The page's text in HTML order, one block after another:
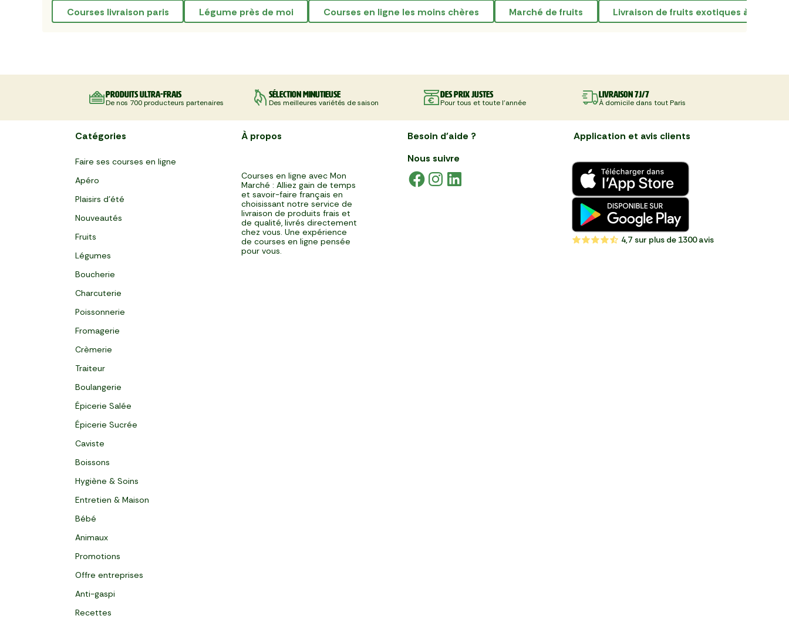
courses livraison paris légume près de moi courses en ligne les moins chères marché de fruits livraison de fruits exotiques à
Produits ultra-frais
De nos 700 producteurs partenaires
Sélection minutieuse
Des meilleures variétés de saison
Des prix justes
Pour tous et toute l'année
Livraison 7J/7
À domicile dans tout Paris
Catégories
Faire ses courses en ligne
Apéro
Plaisirs d'été
Nouveautés
Fruits
Légumes
Boucherie
Charcuterie
Poissonnerie
Fromagerie
Crèmerie
Traiteur
Boulangerie
Épicerie Salée
Épicerie Sucrée
Caviste
Boissons
Hygiène & Soins
Entretien & Maison
Bébé
Animaux
Promotions
Offre entreprises
Anti-gaspi
Recettes
À propos
Courses en ligne avec Mon
Marché : Alliez gain de temps
et savoir-faire français en
choisissant notre service de
livraison de produits frais et
de qualité, livrés directement
chez vous. Une expérience
de courses en ligne pensée
pour vous.
Besoin d'aide ?
Nous suivre
Application et avis clients
4,7 sur plus de 1300 avis